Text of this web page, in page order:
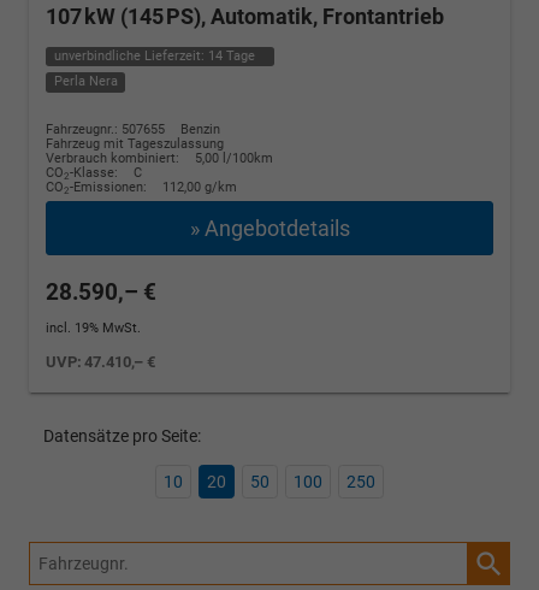
107 kW (145 PS), Automatik, Frontantrieb
unverbindliche Lieferzeit: 14 Tage
Perla Nera
Fahrzeugnr.: 507655
Benzin
Fahrzeug mit Tageszulassung
Verbrauch kombiniert:
5,00 l/100km
CO2-Klasse:
C
CO2-Emissionen: 112,00 g/km
» Angebotdetails
28.590,– €
incl. 19% MwSt.
UVP:47.410,– €
Datensätze pro Seite:
10 20 50 100 250
Fahrzeugnr.